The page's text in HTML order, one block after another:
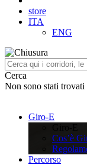
store
ITA
ENG
Cerca
Non sono stati
Giro-E
Cos’è
Percorso